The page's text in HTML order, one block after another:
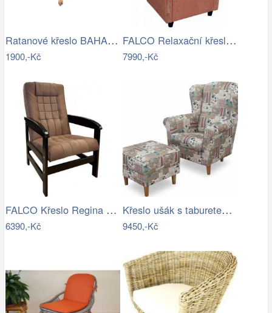
Ratanové křeslo BAHAMA tmavé - XL polstr
1900,-Kč
FALCO Relaxační křeslo ušák Jakub…
7990,-Kč
FALCO Křeslo Regina hnědá Mdum
6390,-Kč
Křeslo ušák s taburetem, látka…
9450,-Kč